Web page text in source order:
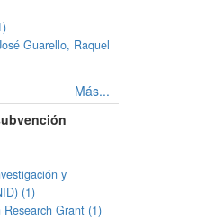
Guarello, Raquel
Más...
y
(1)
Research Grant (1)